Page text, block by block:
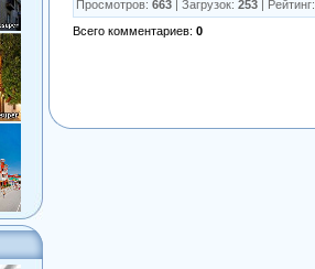
Просмотров: 663 | Загрузок: 253 | Рейтинг:
Всего комментариев: 0